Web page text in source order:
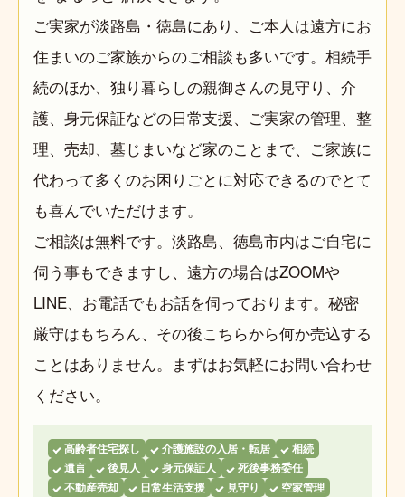
ご実家が淡路島・徳島にあり、ご本人は遠方にお
住まいのご家族からのご相談も多いです。相続手
続のほか、独り暮らしの親御さんの見守り、介
護、身元保証などの日常支援、ご実家の管理、整
理、売却、墓じまいなど家のことまで、ご家族に
代わって多くのお困りごとに対応できるのでとて
も喜んでいただけます。
ご相談は無料です。淡路島、徳島市内はご自宅に
伺う事もできますし、遠方の場合はZOOMや
LINE、お電話でもお話を伺っております。秘密
厳守はもちろん、その後こちらから何か売込する
ことはありません。まずはお気軽にお問い合わせ
ください。
高齢者住宅探し 介護施設の入居・転居
相続
遺言
後見人 身元保証人
死後事務委任
不動産売却
日常生活支援 見守り
空家管理